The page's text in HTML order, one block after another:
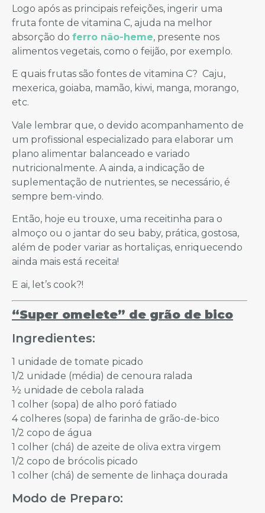
Logo após as principais refeições, ingerir uma
fruta fonte de vitamina C, ajuda na melhor
absorção do ferro não-heme, presente nos
alimentos vegetais, como o feijão, por exemplo.
E quais frutas são fontes de vitamina C? Caju,
mexerica, goiaba, mamão, kiwi, manga, morango,
etc.
Vale lembrar que, o devido acompanhamento de
um profissional especializado para elaborar um
plano alimentar balanceado e variado
nutricionalmente. A ainda, a indicação de
suplementação de nutrientes, se necessário, é
sempre bem-vindo.
Então, hoje eu trouxe, uma receitinha para o
almoço ou o jantar do seu baby, prática, gostosa,
além de poder variar as hortaliças, enriquecendo
ainda mais está receita!
E ai, let’s cook?!
“Super omelete” de grão de bico
Ingredientes:
1 unidade de tomate picado
1/2 unidade (média) de cenoura ralada
½ unidade de cebola ralada
1 colher (sopa) de alho poró fatiado
4 colheres (sopa) de farinha de grão-de-bico
1/2 copo de água
1 colher (chá) de azeite de oliva extra virgem
1/2 copo de brócolis picado
1 colher (chá) de semente de linhaça dourada
Modo de Preparo: